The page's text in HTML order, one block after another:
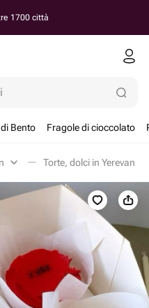
1700 città
Bento Fragole di cioccolato
Torte, dolci in Yerevan